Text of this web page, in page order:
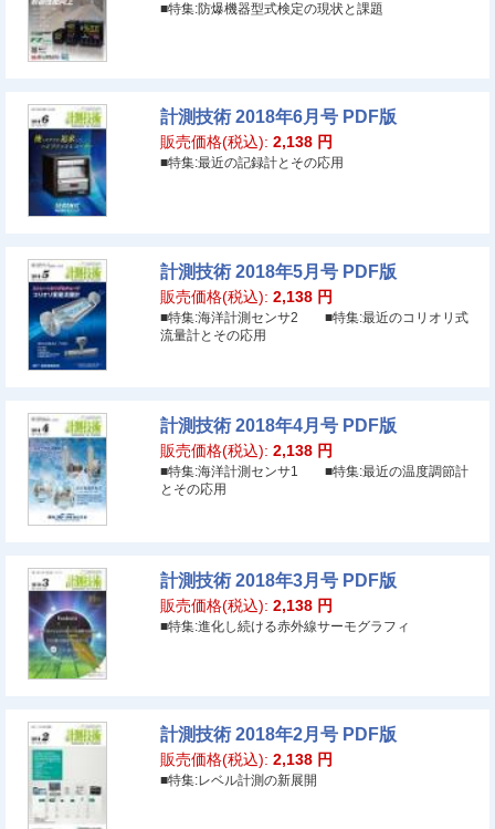
■特集:防爆機器型式検定の現状と課題
計測技術 2018年6月号 PDF版
販売価格(税込): 2,138 円
■特集:最近の記録計とその応用
計測技術 2018年5月号 PDF版
販売価格(税込): 2,138 円
■特集:海洋計測センサ2 ■特集:最近のコリオリ式
流量計とその応用
計測技術 2018年4月号 PDF版
販売価格(税込): 2,138 円
■特集:海洋計測センサ1 ■特集:最近の温度調節計
とその応用
計測技術 2018年3月号 PDF版
販売価格(税込): 2,138 円
■特集:進化し続ける赤外線サーモグラフィ
計測技術 2018年2月号 PDF版
販売価格(税込): 2,138 円
■特集:レベル計測の新展開